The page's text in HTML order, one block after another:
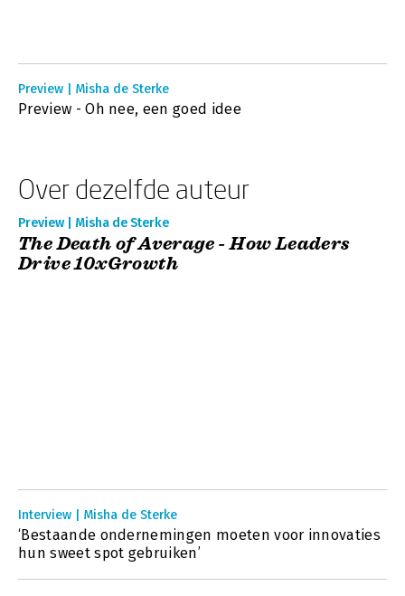
Preview | Misha de Sterke
Preview - Oh nee, een goed idee
Over dezelfde auteur
Preview | Misha de Sterke
The Death of Average - How Leaders
Drive 10xGrowth
Interview | Misha de Sterke
‘Bestaande ondernemingen moeten voor innovaties
hun sweet spot gebruiken’